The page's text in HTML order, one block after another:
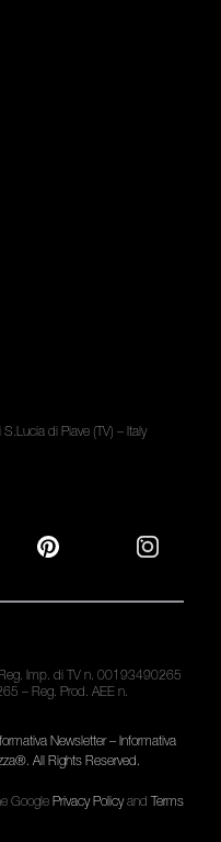
di Piave (TV) – Italy
Imp. di TV n. 00193490265
– Reg. Prod. AEE n.
Newsletter– Informativa
All Rights Reserved.
Google Privacy Policyand Terms